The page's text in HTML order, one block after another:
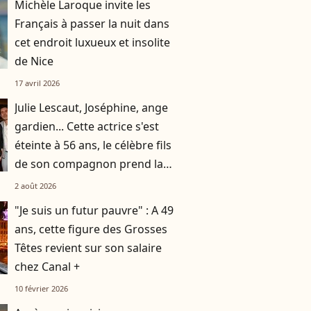
Michèle Laroque invite les
Français à passer la nuit dans
cet endroit luxueux et insolite
de Nice
17 avril 2026
Julie Lescaut, Joséphine, ange
gardien... Cette actrice s'est
éteinte à 56 ans, le célèbre fils
de son compagnon prend la
parole : "Notre socle, c’était toi"
2 août 2026
"Je suis un futur pauvre" : A 49
ans, cette figure des Grosses
Têtes revient sur son salaire
chez Canal +
10 février 2026